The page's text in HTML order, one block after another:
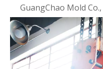
GuangChao Mold